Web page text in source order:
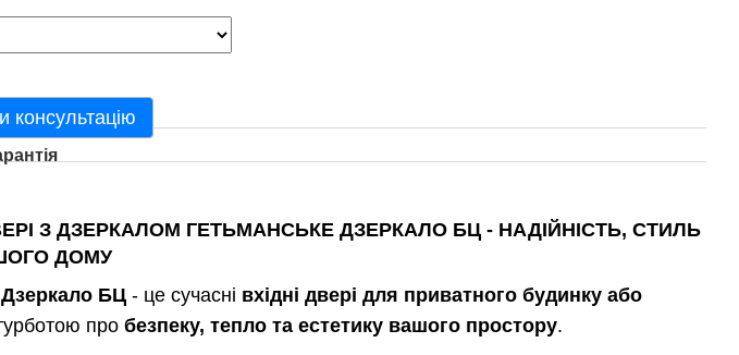
консультацію
З ДЗЕРКАЛОМ ГЕТЬМАНСЬКЕ ДЗЕРКАЛО БЦ - НАДІЙНІСТЬ, СТИЛЬ
ДОМУ
БЦ - це сучасні вхідні двері для приватного будинку або
про безпеку, тепло та естетику вашого простору.